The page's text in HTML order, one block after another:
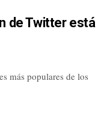
de Twitter está
más populares de los